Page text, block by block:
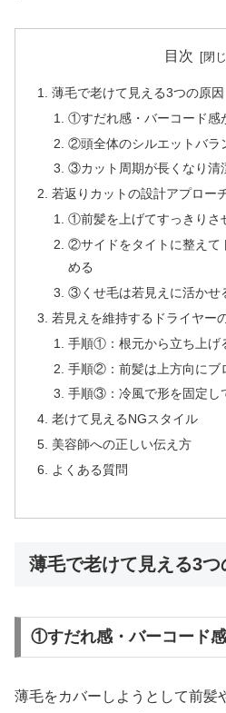
目次
薄毛で老けて見える3つの原因
①すだれ感・バーコード感
②頭全体のシルエットバラ
③カット周期が長くなり清
若返りカットの設計アプロー
①前髪を上げてすっきりさ
②サイドをタイトに整えて
める
③くせ毛は若見えに活かせ
若見えを維持するドライヤー
手順①：根元から立ち上げ
手順②：前髪は上方向にブ
手順③：冷風で形を固定し
老けて見えるNGスタイル
美容師への正しい伝え方
よくある質問
薄毛で老けて見える3つ
①すだれ感・バーコード
薄毛をカバーしようとして前髪